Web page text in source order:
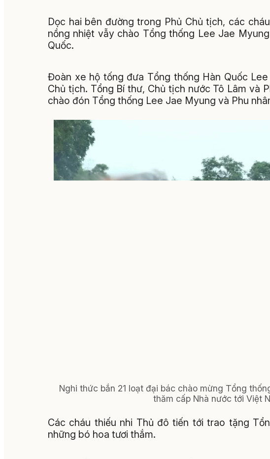
Dọc hai bên đường trong Phủ Chủ tịch, các
nồng nhiệt vẫy chào Tổng thống Lee Jae
Quốc.
Đoàn xe hộ tống đưa Tổng thống Hàn Quốc
Chủ tịch. Tổng Bí thư, Chủ tịch nước Tô Lâm và
chào đón Tổng thống Lee Jae Myung và Phu
Nghi thức bắn 21 loạt đại bác chào mừng Tổng
thăm cấp Nhà nước tới Việt
Các cháu thiếu nhi Thủ đô tiến tới trao tặng
những bó hoa tươi thắm.